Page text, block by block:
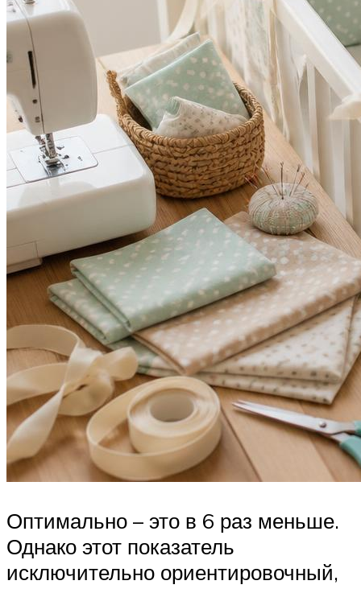
Оптимально – это в 6 раз меньше.
Однако этот показатель
исключительно ориентировочный,